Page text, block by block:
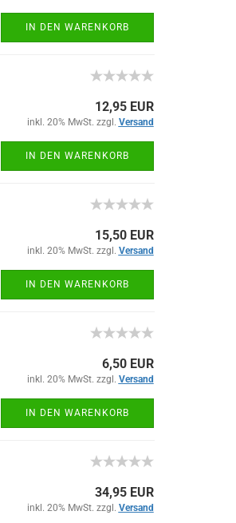
IN DEN WARENKORB
12,95 EUR
inkl. 20% MwSt. zzgl. Versand
IN DEN WARENKORB
15,50 EUR
inkl. 20% MwSt. zzgl. Versand
IN DEN WARENKORB
6,50 EUR
inkl. 20% MwSt. zzgl. Versand
IN DEN WARENKORB
34,95 EUR
inkl. 20% MwSt. zzgl. Versand